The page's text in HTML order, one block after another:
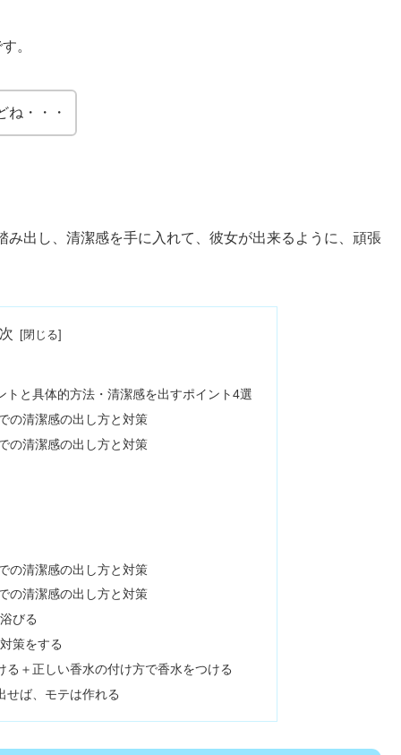
。
ね・・・
出し、清潔感を手に入れて、彼女が出来るように、頑張
と具体的方法・清潔感を出すポイント4選
の清潔感の出し方と対策
の清潔感の出し方と対策
の清潔感の出し方と対策
の清潔感の出し方と対策
びる
策をする
る＋正しい香水の付け方で香水をつける
せば、モテは作れる